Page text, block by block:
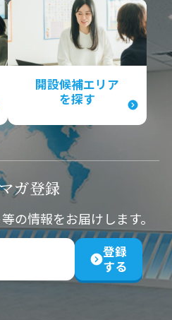
開設候補エリア
を探す
ガ登録
の情報をお届けします。
登録
する